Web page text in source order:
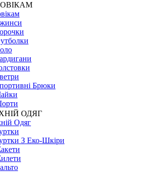
Брюки
ОДЯГ
Одяг
З Еко-Шкіри